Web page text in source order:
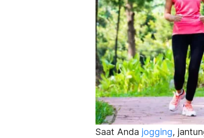
Saat Anda jogging,